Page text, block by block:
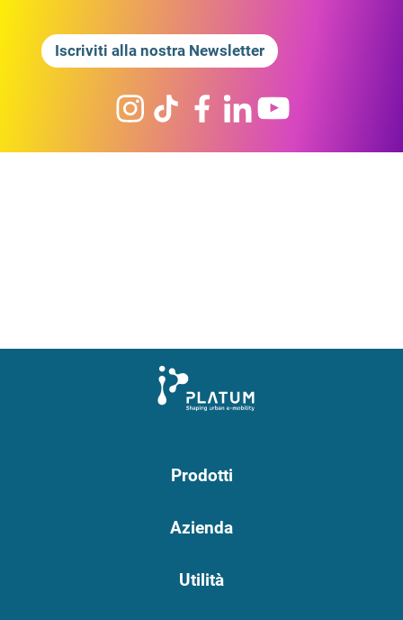
Iscriviti alla nostra Newsletter
Prodotti
Azienda
Utilità